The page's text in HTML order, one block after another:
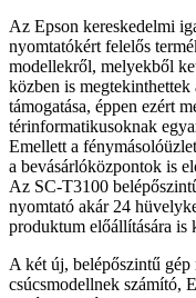
Az Epson kereskedelmi
nyomtatókért felelős
modellekről, melyekből
közben is
támogatása, éppen ezért
térinformatikusoknak
Emellett a
a bevásárlóközpontok is
Az SC-T3100
nyomtató akár 24
produktum előállítására is
A két új, belépőszintű
csúcsmodellnek számító,